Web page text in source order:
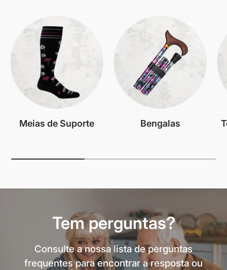
Meias de Suporte Bengalas
Tem perguntas?
Consulte a nossa lista de perguntas
frequentes para encontrar a resposta ou